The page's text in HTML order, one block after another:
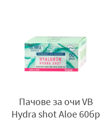
Пачове за очи VB
Hydra shot Aloe 60бр